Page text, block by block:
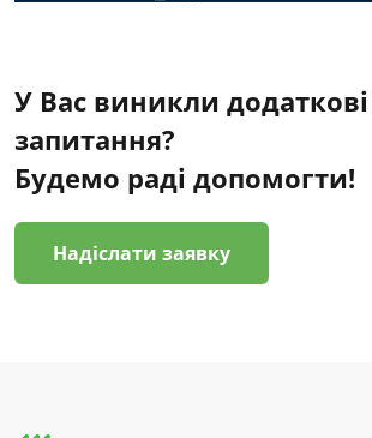
У Вас виникли додаткові
запитання?
Будемо раді допомогти!
Надіслати заявку